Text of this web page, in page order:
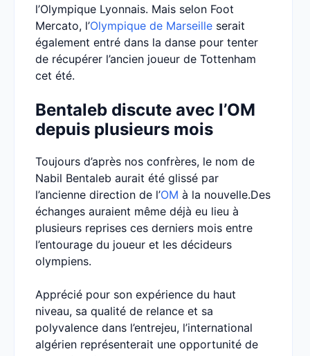
l’Olympique Lyonnais. Mais selon Foot
Mercato, l’Olympique de Marseille serait
également entré dans la danse pour tenter
de récupérer l’ancien joueur de Tottenham
cet été.
Bentaleb discute avec l’OM
depuis plusieurs mois
Toujours d’après nos confrères, le nom de
Nabil Bentaleb aurait été glissé par
l’ancienne direction de l’OM à la nouvelle.Des
échanges auraient même déjà eu lieu à
plusieurs reprises ces derniers mois entre
l’entourage du joueur et les décideurs
olympiens.
Apprécié pour son expérience du haut
niveau, sa qualité de relance et sa
polyvalence dans l’entrejeu, l’international
algérien représenterait une opportunité de